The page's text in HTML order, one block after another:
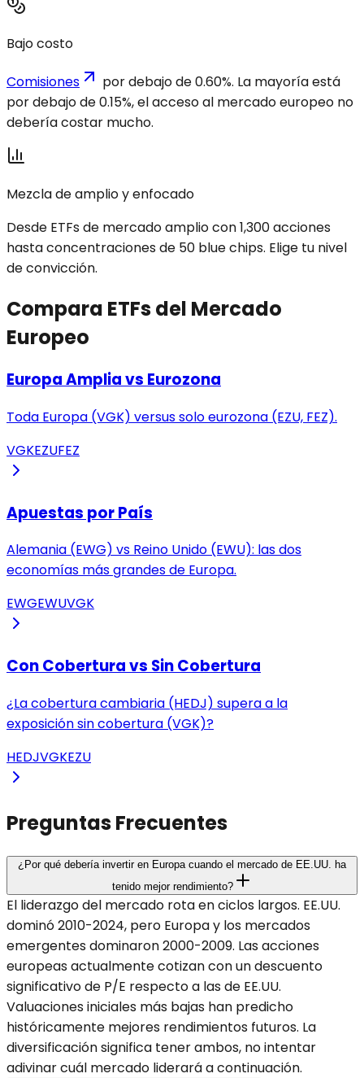
Bajo costo
Comisiones
por debajo de 0.60%. La mayoría está
por debajo de 0.15%, el acceso al mercado europeo no
debería costar mucho.
Mezcla de amplio y enfocado
Desde ETFs de mercado amplio con 1,300 acciones
hasta concentraciones de 50 blue chips. Elige tu nivel
de convicción.
Compara ETFs del Mercado
Europeo
Europa Amplia vs Eurozona
Toda Europa (VGK) versus solo eurozona (EZU, FEZ).
VGKEZUFEZ
Apuestas por País
Alemania (EWG) vs Reino Unido (EWU): las dos
economías más grandes de Europa.
EWGEWUVGK
Con Cobertura vs Sin Cobertura
¿La cobertura cambiaria (HEDJ) supera a la
exposición sin cobertura (VGK)?
HEDJVGKEZU
Preguntas Frecuentes
¿Por qué debería invertir en Europa cuando el mercado de EE.UU. ha
tenido mejor rendimiento?
El liderazgo del mercado rota en ciclos largos. EE.UU.
dominó 2010-2024, pero Europa y los mercados
emergentes dominaron 2000-2009. Las acciones
europeas actualmente cotizan con un descuento
significativo de P/E respecto a las de EE.UU.
Valuaciones iniciales más bajas han predicho
históricamente mejores rendimientos futuros. La
diversificación significa tener ambos, no intentar
adivinar cuál mercado liderará a continuación.